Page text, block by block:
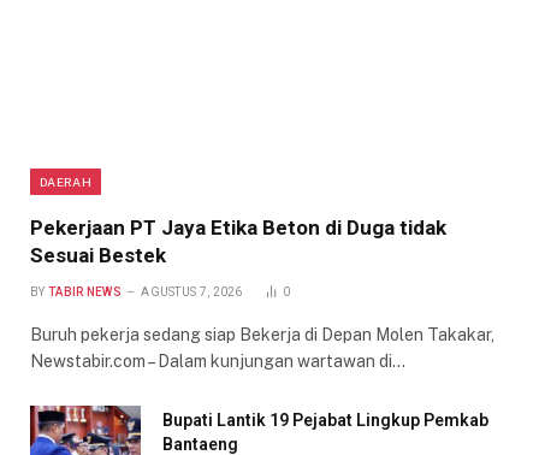
DAERAH
Pekerjaan PT Jaya Etika Beton di Duga tidak
Sesuai Bestek
BY TABIR NEWS AGUSTUS 7, 2026 0
Buruh pekerja sedang siap Bekerja di Depan Molen Takakar,
Newstabir.com – Dalam kunjungan wartawan di…
Bupati Lantik 19 Pejabat Lingkup Pemkab
Bantaeng